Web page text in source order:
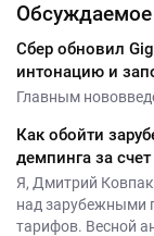
Обсуждаемое
Сбер обновил
интонацию и
Главным
Как обойти
демпинга за
Я, Дмитрий
над зарубежными
тарифов. Весной